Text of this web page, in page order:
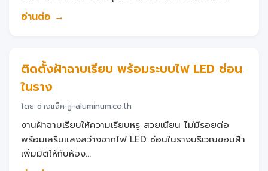
อ่านต่อ →
ติดตั้งฝ้าฉาบเรียบ พร้อมระบบไฟ LED ซ่อน
ในราง
โดย ช่างแจ็ค-jj-aluminum.co.th
งานฝ้าฉาบเรียบให้ความเรียบหรู สวยเนียน ไม่มีรอยต่อ
พร้อมเสริมแสงสว่างจากไฟ LED ซ่อนในรางบริเวณขอบฝ้า
เพิ่มมิติให้กับห้อง...